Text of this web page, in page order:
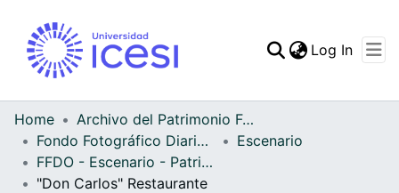
Statistics
Log In
Home
Archivo del Patrimonio Fotográfico y Fílmico del Valle del Cauca
Fondo Fotográfico Diario Occidente
Escenario
FFDO - Escenario - Patrimonial
"Don Carlos" Restaurante